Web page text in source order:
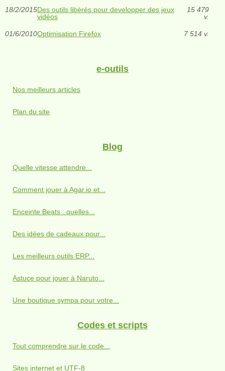
18/2/2015Des outils libérés pour developper des jeux
vidéos
15 479
v.
01/6/2010Optimisation Firefox 7 514 v.
e-outils
Nos meilleurs articles
Plan du site
Blog
Quelle vitesse attendre...
Comment jouer à Agar.io et...
Enceinte Beats : quelles...
Des idées de cadeaux pour...
Les meilleurs outils ERP...
Astuce pour jouer à Naruto...
Une boutique sympa pour votre...
Codes et scripts
Tout comprendre sur le code...
Sites internet et UTF-8